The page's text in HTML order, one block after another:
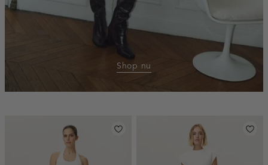
Shop nu